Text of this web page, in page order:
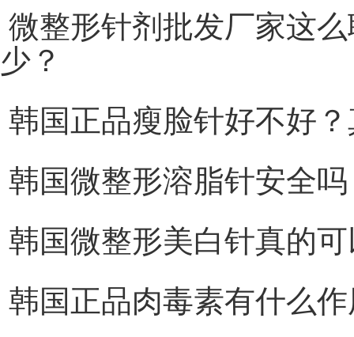
微整形针剂批发厂家这
少？
韩国正品瘦脸针好不好
韩国微整形溶脂针安全
韩国微整形美白针真的
韩国正品肉毒素有什么